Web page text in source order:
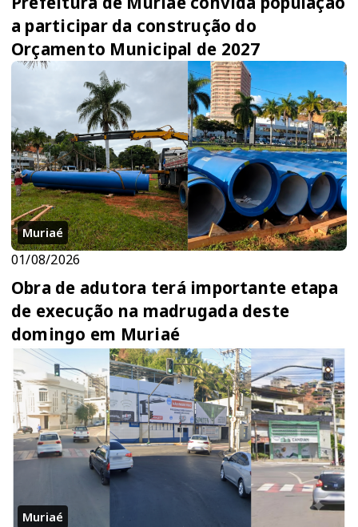
a participar da construção do
Orçamento Municipal de 2027
Muriaé
01/08/2026
Obra de adutora terá importante etapa
de execução na madrugada deste
domingo em Muriaé
Muriaé